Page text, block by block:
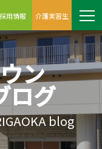
採用情報 介護実習生
ン
ログ
blog